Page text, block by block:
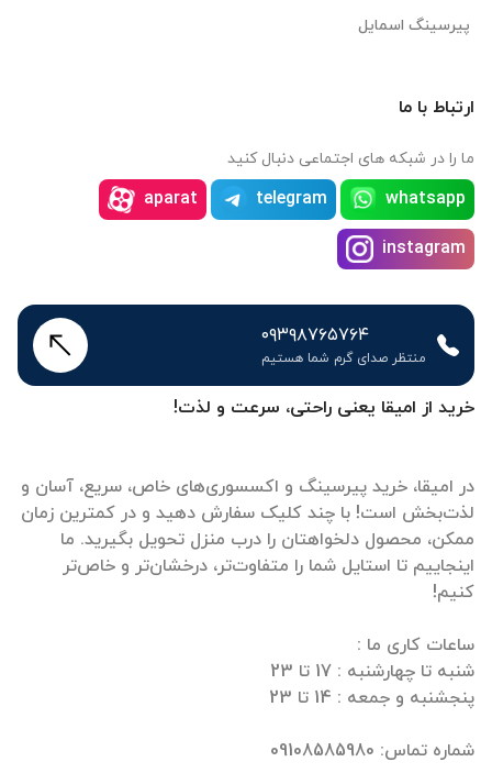
خرید از امیقا یعنی راحتی، سرعت و لذت!
در امیقا، خرید پیرسینگ و اکسسوری‌های خاص، سریع، آسان و
لذت‌بخش است! با چند کلیک سفارش دهید و در کمترین زمان
ممکن، محصول دلخواهتان را درب منزل تحویل بگیرید. ما
اینجاییم تا استایل شما را متفاوت‌تر، درخشان‌تر و خاص‌تر
پیرسینگ اسمایل
ارتباط با ما
ما را در شبکه های اجتماعی دنبال کنید
whatsapp
telegram
aparat
instagram
۰۹۳۹۸۷۶۵۷۶۴
منتظر صدای گرم شما هستیم